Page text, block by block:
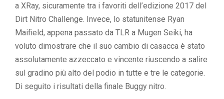
a XRay, sicuramente tra i favoriti dell’edizione 2017 del
Dirt Nitro Challenge. Invece, lo statunitense Ryan
Maifield, appena passato da TLR a Mugen Seiki, ha
voluto dimostrare che il suo cambio di casacca è stato
assolutamente azzeccato e vincente riuscendo a salire
sul gradino più alto del podio in tutte e tre le categorie.
Di seguito i risultati della finale Buggy nitro.